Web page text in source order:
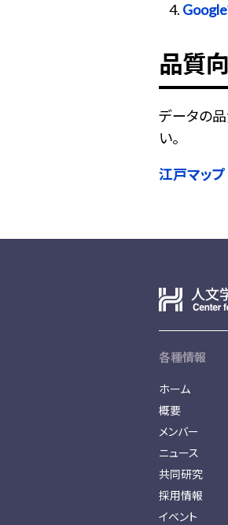
Google
品質
データの
い。
江戸マッ
各種情報
ホーム
概要
メンバー
ニュース
共同研究
採用情報
イベント